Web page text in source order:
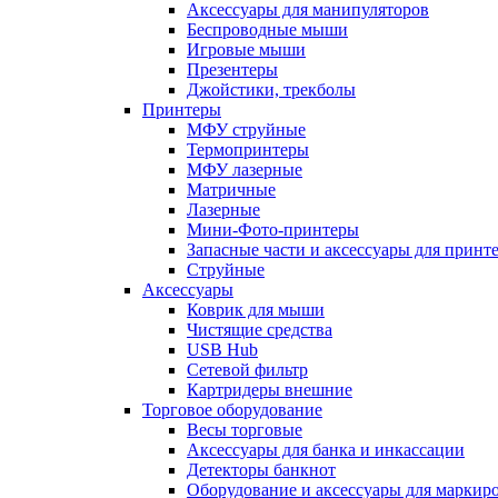
Аксессуары для манипуляторов
Беспроводные мыши
Игровые мыши
Презентеры
Джойстики, трекболы
Принтеры
МФУ струйные
Термопринтеры
МФУ лазерные
Матричные
Лазерные
Мини-Фото-принтеры
Запасные части и аксессуары для
Струйные
Аксессуары
Коврик для мыши
Чистящие средства
USB Hub
Сетевой фильтр
Картридеры внешние
Торговое оборудование
Весы торговые
Аксессуары для банка и инкассации
Детекторы банкнот
Оборудование и аксессуары для